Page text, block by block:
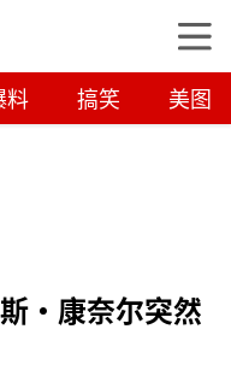
料 搞笑 美图
·康奈尔突然